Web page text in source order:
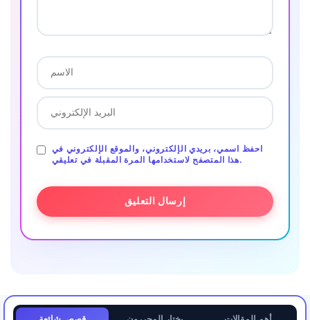
احفظ اسمي، بريدي الإلكتروني، والموقع الإلكتروني في
هذا المتصفح لاستخدامها المرة المقبلة في تعليقي.